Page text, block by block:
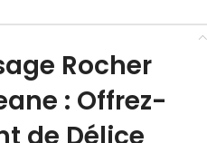
Rocher
: Offrez-